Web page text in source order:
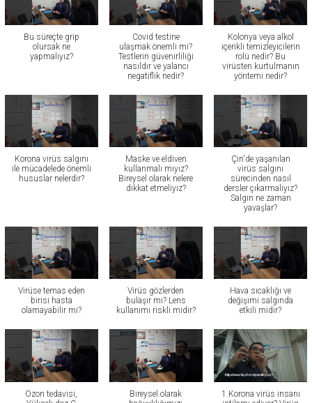
Bu süreçte grip
olursak ne
yapmalıyız?
Covid testine
ulaşmak önemli mi?
Testlerin güvenirliliği
nasıldır ve yalancı
negatiflik nedir?
Kolonya veya alkol
içerikli temizleyicilerin
rolü nedir? Bu
virüsten kurtulmanın
yöntemi nedir?
Korona virüs salgını
ile mücadelede önemli
hususlar nelerdir?
Maske ve eldiven
kullanmalı mıyız?
Bireysel olarak nelere
dikkat etmeliyiz?
Çin'de yaşanılan
virüs salgını
sürecinden nasıl
dersler çıkarmalıyız?
Salgın ne zaman
yavaşlar?
Virüse temas eden
birisi hasta
olamayabilir mi?
Virüs gözlerden
bulaşır mı? Lens
kullanımı riskli midir?
Hava sıcaklığı ve
değişimi salgında
etkili midir?
Ozon tedavisi,
Bireysel olarak
1.Korona virüs insanı